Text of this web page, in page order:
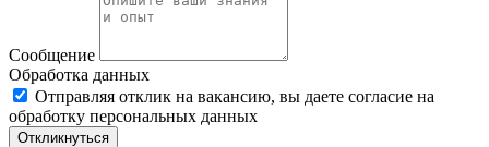
Сообщение
Обработка данных
Отправляя отклик на вакансию, вы даете согласие на
обработку персональных данных
Откликнуться